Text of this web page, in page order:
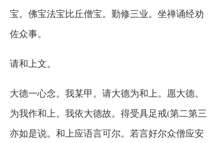
宝。佛宝法宝比丘僧宝。勤修三业。坐禅诵经劝
佐众事。
请和上文。
大德一心念。我某甲。请大德为和上。愿大德。
为我作和上。我依大德故。得受具足戒(第二第三
亦如是说。和上应语言可尔。若言好尔众僧应安